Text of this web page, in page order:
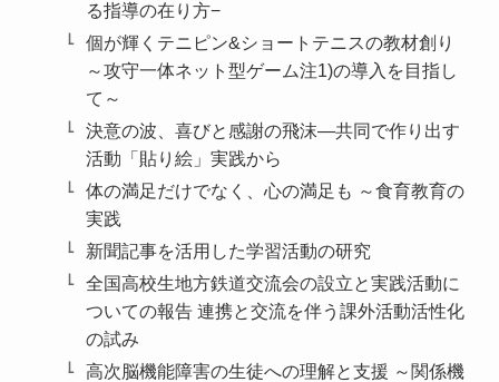
る指導の在り方−
個が輝くテニピン&ショートテニスの教材創り
～攻守一体ネット型ゲーム注1)の導入を目指し
て～
決意の波、喜びと感謝の飛沫—共同で作り出す
活動「貼り絵」実践から
体の満足だけでなく、心の満足も ～食育教育の
実践
新聞記事を活用した学習活動の研究
全国高校生地方鉄道交流会の設立と実践活動に
ついての報告 連携と交流を伴う課外活動活性化
の試み
高次脳機能障害の生徒への理解と支援 ～関係機